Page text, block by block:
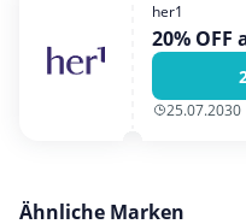
her1
20% OFF
25.07.2030
Ähnliche Marken